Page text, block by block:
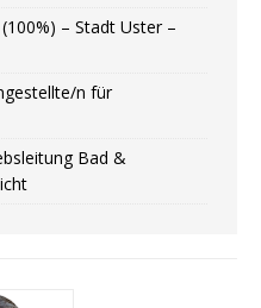
– Stadt Uster –
n für
Bad &